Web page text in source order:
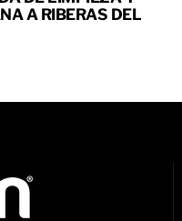
A RIBERAS DEL